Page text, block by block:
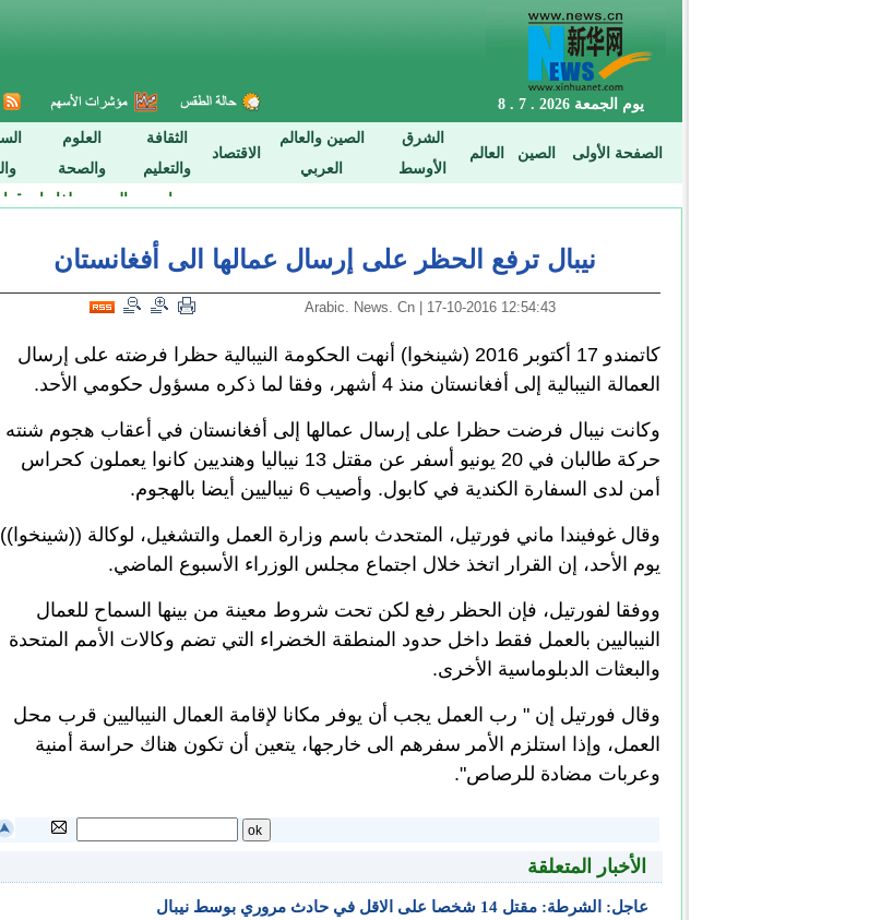
نيبال ترفع الحظر على إرسال عمالها الى أفغانستان
12:54:43 17-10-2016 | Arabic. News. Cn
كاتمندو 17 أكتوبر 2016 (شينخوا) أنهت الحكومة النيبالية حظرا فرضته على إرسال
العمالة النيبالية إلى أفغانستان منذ 4 أشهر، وفقا لما ذكره مسؤول حكومي الأحد.
وكانت نيبال فرضت حظرا على إرسال عمالها إلى أفغانستان في أعقاب هجوم شنته
حركة طالبان في 20 يونيو أسفر عن مقتل 13 نيباليا وهنديين كانوا يعملون كحراس
أمن لدى السفارة الكندية في كابول. وأصيب 6 نيباليين أيضا بالهجوم.
وقال غوفيندا ماني فورتيل، المتحدث باسم وزارة العمل والتشغيل، لوكالة ((شينخوا))
يوم الأحد، إن القرار اتخذ خلال اجتماع مجلس الوزراء الأسبوع الماضي.
ووفقا لفورتيل، فإن الحظر رفع لكن تحت شروط معينة من بينها السماح للعمال
النيباليين بالعمل فقط داخل حدود المنطقة الخضراء التي تضم وكالات الأمم المتحدة
والبعثات الدبلوماسية الأخرى.
وقال فورتيل إن " رب العمل يجب أن يوفر مكانا لإقامة العمال النيباليين قرب محل
العمل، وإذا استلزم الأمر سفرهم الى خارجها، يتعين أن تكون هناك حراسة أمنية
وعربات مضادة للرصاص".
الأخبار المتعلقة
عاجل: الشرطة: مقتل 14 شخصا على الاقل في حادث مروري بوسط نيبال